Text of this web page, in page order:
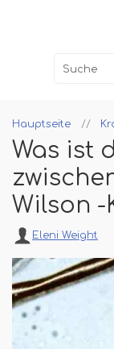
Hauptseite
Was ist
Wilson
Eleni Weight